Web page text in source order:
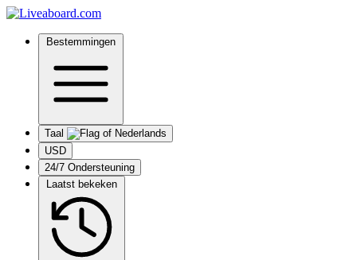
Bestemmingen
Taal
USD
24/7 Ondersteuning
Laatst bekeken